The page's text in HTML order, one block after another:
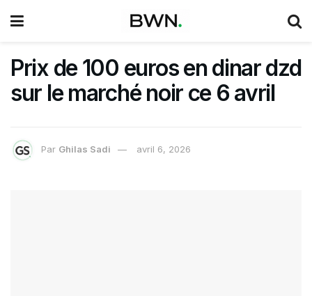
Prix de 100 euros en dinar dzd
sur le marché noir ce 6 avril
Par Ghilas Sadi avril 6, 2026